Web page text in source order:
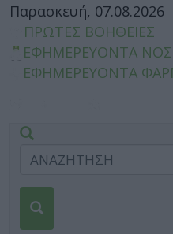
Παρασκευή, 07.08.2026
ΠΡΩΤΕΣ ΒΟΗΘΕΙΕΣ
ΕΦΗΜΕΡΕΥΟΝΤΑ
ΕΦΗΜΕΡΕΥΟΝΤΑ